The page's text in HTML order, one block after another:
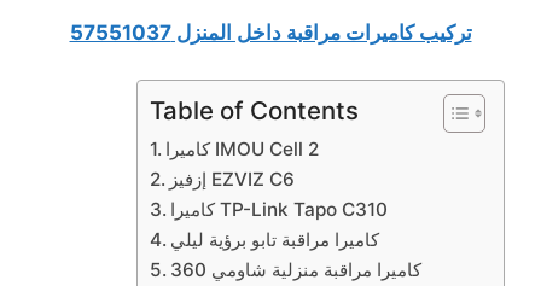
تركيب كاميرات مراقبة داخل المنزل 57551037
Table of Contents
كاميرا IMOU Cell 2
إزفيز EZVIZ C6
كاميرا TP-Link Tapo C310
كاميرا مراقبة تابو برؤية ليلي
كاميرا مراقبة منزلية شاومي 360